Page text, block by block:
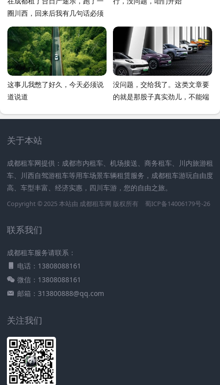
圈川西，回来后我有几句话必须
要说
这事儿我憋了好久，今天必须说
道说道
没问题，交给我了。这类文章要
的就是那股子真实劲儿，不能端
地气，读着就像老朋友在跟你唠
关于本站
成都租车网提供：成都市内租车、机场接送、商务租车、川内旅游租
车、川西自驾游租车等用车场景车辆租赁服务，成都租车游玩自由度
高、车型丰富、经济实惠，四川车游，您的自由之旅。
Copyright © 2025 本站由 成都租车网 版权所有 蜀ICP备14006179号-26
联系我们
成都租车服务请联系：
电话：13808088161
微信：13808088161
邮箱：313800888@qq.com
关注我们